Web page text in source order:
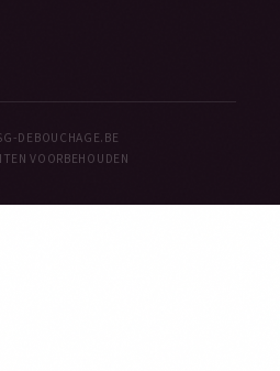
DEBOUCHAGE.BE
VOORBEHOUDEN